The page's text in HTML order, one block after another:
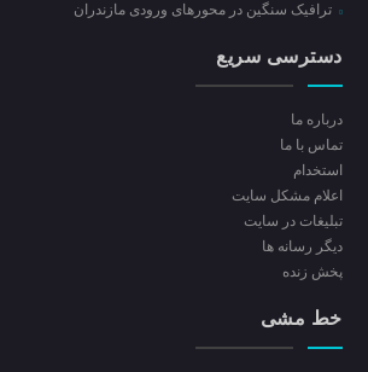
ترافیک سنگین در محور‌های ورودی مازندران
دسترسی سریع
درباره ما
تماس با ما
استخدام
اعلام مشکل سایت
تبلیغات در سایت
ديگر رسانه ها
پخش زنده
خط مشی